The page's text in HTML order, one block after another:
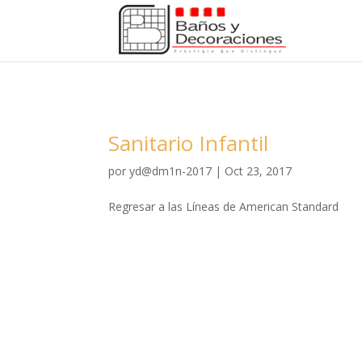
Sanitario Infantil
poryd@dm1n-2017 | Oct 23, 2017
Regresar a las Líneas de American Standard